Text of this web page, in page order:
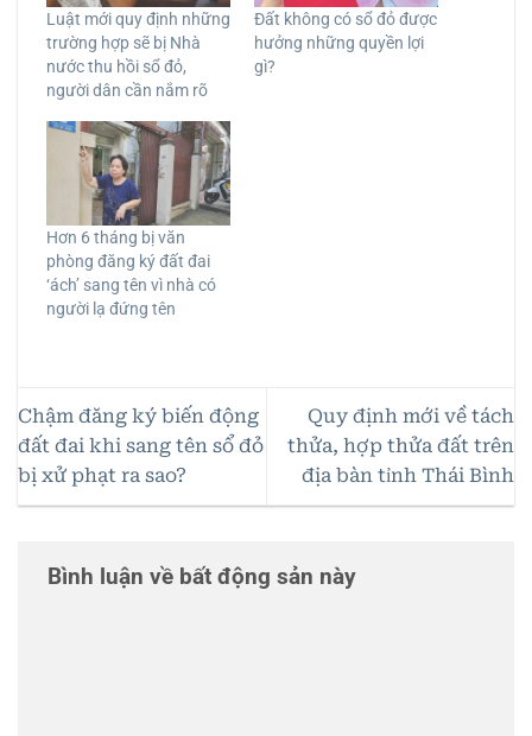
Luật mới quy định những
trường hợp sẽ bị Nhà
nước thu hồi sổ đỏ,
người dân cần nắm rõ
Đất không có sổ đỏ được
hưởng những quyền lợi
gì?
Hơn 6 tháng bị văn
phòng đăng ký đất đai
‘ách’ sang tên vì nhà có
người lạ đứng tên
Chậm đăng ký biến động
đất đai khi sang tên sổ đỏ
bị xử phạt ra sao?
Quy định mới về tách
thửa, hợp thửa đất trên
địa bàn tỉnh Thái Bình
Bình luận về bất động sản này